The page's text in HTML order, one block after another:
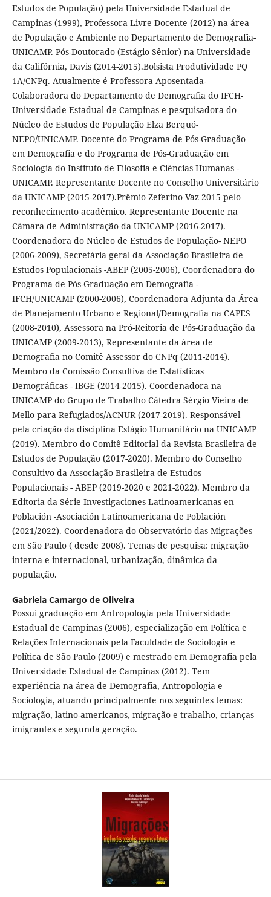
Estudos de População) pela Universidade Estadual de
Campinas (1999), Professora Livre Docente (2012) na área
de População e Ambiente no Departamento de Demografia-
UNICAMP. Pós-Doutorado (Estágio Sênior) na Universidade
da Califórnia, Davis (2014-2015).Bolsista Produtividade PQ
1A/CNPq. Atualmente é Professora Aposentada-
Colaboradora do Departamento de Demografia do IFCH-
Universidade Estadual de Campinas e pesquisadora do
Núcleo de Estudos de População Elza Berquó-
NEPO/UNICAMP. Docente do Programa de Pós-Graduação
em Demografia e do Programa de Pós-Graduação em
Sociologia do Instituto de Filosofia e Ciências Humanas -
UNICAMP. Representante Docente no Conselho Universitário
da UNICAMP (2015-2017).Prêmio Zeferino Vaz 2015 pelo
reconhecimento acadêmico. Representante Docente na
Câmara de Administração da UNICAMP (2016-2017).
Coordenadora do Núcleo de Estudos de População- NEPO
(2006-2009), Secretária geral da Associação Brasileira de
Estudos Populacionais -ABEP (2005-2006), Coordenadora do
Programa de Pós-Graduação em Demografia -
IFCH/UNICAMP (2000-2006), Coordenadora Adjunta da Área
de Planejamento Urbano e Regional/Demografia na CAPES
(2008-2010), Assessora na Pró-Reitoria de Pós-Graduação da
UNICAMP (2009-2013), Representante da área de
Demografia no Comitê Assessor do CNPq (2011-2014).
Membro da Comissão Consultiva de Estatísticas
Demográficas - IBGE (2014-2015). Coordenadora na
UNICAMP do Grupo de Trabalho Cátedra Sérgio Vieira de
Mello para Refugiados/ACNUR (2017-2019). Responsável
pela criação da disciplina Estágio Humanitário na UNICAMP
(2019). Membro do Comitê Editorial da Revista Brasileira de
Estudos de População (2017-2020). Membro do Conselho
Consultivo da Associação Brasileira de Estudos
Populacionais - ABEP (2019-2020 e 2021-2022). Membro da
Editoria da Série Investigaciones Latinoamericanas en
Población -Asociación Latinoamericana de Población
(2021/2022). Coordenadora do Observatório das Migrações
em São Paulo ( desde 2008). Temas de pesquisa: migração
interna e internacional, urbanização, dinâmica da
população.
Gabriela Camargo de Oliveira
Possui graduação em Antropologia pela Universidade
Estadual de Campinas (2006), especialização em Política e
Relações Internacionais pela Faculdade de Sociologia e
Política de São Paulo (2009) e mestrado em Demografia pela
Universidade Estadual de Campinas (2012). Tem
experiência na área de Demografia, Antropologia e
Sociologia, atuando principalmente nos seguintes temas:
migração, latino-americanos, migração e trabalho, crianças
imigrantes e segunda geração.